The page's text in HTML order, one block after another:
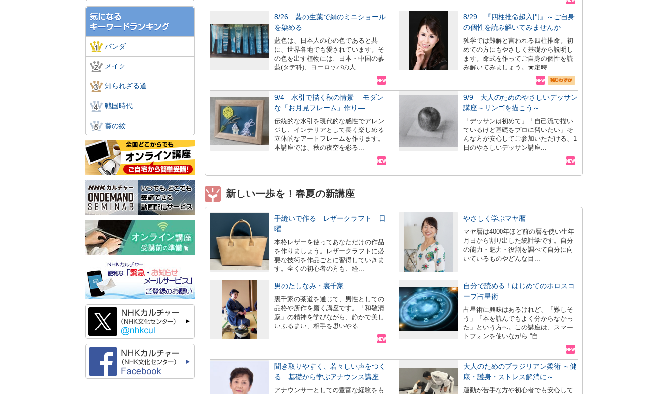
8/26 藍の生葉で絹のミニショール
を染める
藍色は、日本人の心の色であると共
に、世界各地でも愛されています。そ
の色を出す植物には、日本・中国の蓼
藍(タデ科)、ヨーロッパの大...
8/29 『四柱推命超入門』～ご自身
の個性を読み解いてみませんか
独学では難解と言われる四柱推命。初
めての方にもやさしく基礎から説明し
ます。命式を作ってご自身の個性を読
み解いてみましょう。★定時...
9/4 水引で描く秋の情景 ―モダン
な「お月見フレーム」作り―
伝統的な水引を現代的な感性でアレン
ジし、インテリアとして長く楽しめる
立体的なアートフレームを作ります。
本講座では、秋の夜空を彩る...
9/9 大人のためのやさしいデッサン
講座～リンゴを描こう～
「デッサンは初めて」「自己流で描い
ているけど基礎をプロに習いたい」そ
んな方が安心してご参加いただける、1
日のやさしいデッサン講座...
新しい一歩を！春夏の新講座
手縫いで作る レザークラフト 日
曜
本格レザーを使ってあなただけの作品
を作りましょう。レザークラフトに必
要な技術を作品ごとに習得していきま
す。全くの初心者の方も、経...
やさしく学ぶマヤ暦
マヤ暦は4000年ほど前の暦を使い生年
月日から割り出した統計学です。自分
の能力・魅力・役割を調べて自分に向
いているものやどんな目...
男のたしなみ・裏千家
裏千家の茶道を通じて、男性としての
品格や所作を磨く講座です。「和敬清
寂」の精神を学びながら、静かで美し
いふるまい、相手を思いやる...
自分で読める！はじめてのホロスコ
ープ占星術
占星術に興味はあるけれど、「難しそ
う」「本を読んでもよく分からなかっ
た」という方へ。この講座は、スマー
トフォンを使いながら “自...
聞き取りやすく、若々しい声をつく
る 基礎から学ぶアナウンス講座
アナウンサーとしての豊富な経験をも
大人のためのブラジリアン柔術 ～健
康・護身・ストレス解消に～
運動が苦手な方や初心者でも安心して
パンダ
メイク
知られざる道
戦国時代
葵の紋